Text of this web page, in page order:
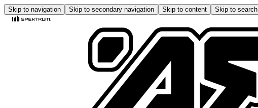
Skip to navigation Skip to secondary navigation Skip to content Skip to search